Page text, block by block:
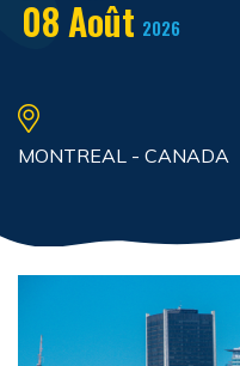
08 Août 2026
MONTREAL - CANADA